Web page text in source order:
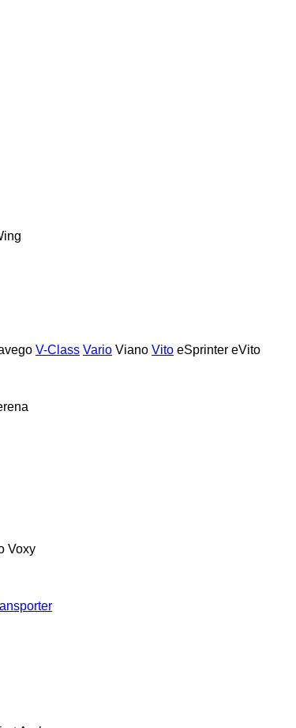
V-Class Vario Viano Vito eSprinter eVito
Voxy